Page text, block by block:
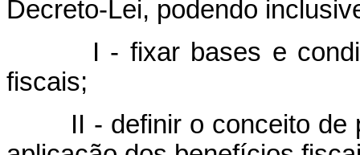
Decreto-Lei, podendo
I - fixar bases e
fiscais;
II - definir o conceito de